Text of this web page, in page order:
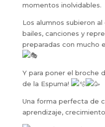
momentos inolvidables.
Los alumnos subieron
bailes, canciones y
preparadas con mucho
Y para poner el broche
de la Espuma!
Una forma perfecta de
aprendizaje,